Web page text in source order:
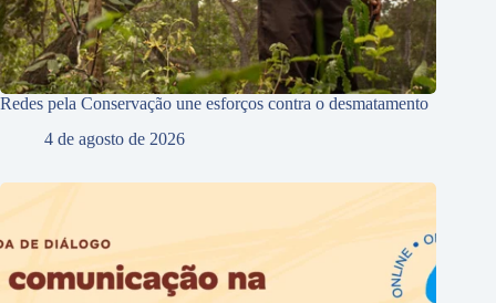
Redes pela Conservação une esforços contra o desmatamento
4 de agosto de 2026